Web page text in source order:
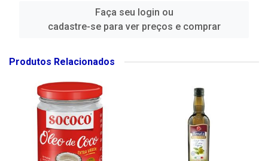
Faça seu login ou
cadastre-se para ver preços e comprar
Produtos Relacionados